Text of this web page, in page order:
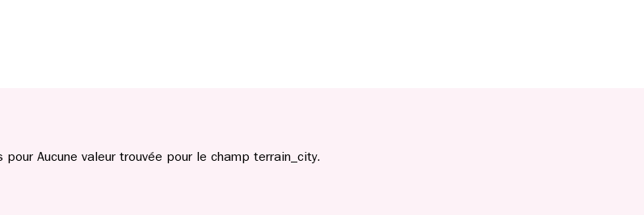
pour Aucune valeur trouvée pour le champ terrain_city.